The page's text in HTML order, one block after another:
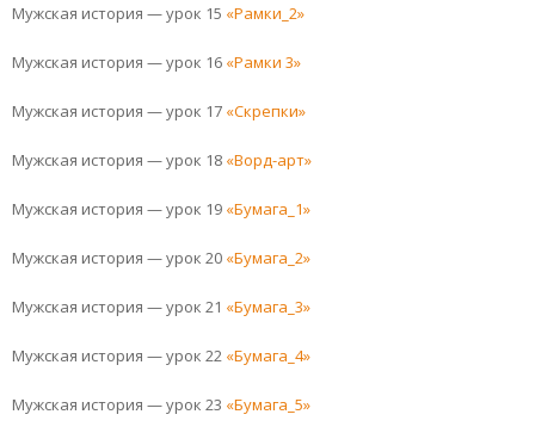
Мужская история — урок 15 «Рамки_2»
Мужская история — урок 16 «Рамки 3»
Мужская история — урок 17 «Скрепки»
Мужская история — урок 18 «Ворд-арт»
Мужская история — урок 19 «Бумага_1»
Мужская история — урок 20 «Бумага_2»
Мужская история — урок 21 «Бумага_3»
Мужская история — урок 22 «Бумага_4»
Мужская история — урок 23 «Бумага_5»